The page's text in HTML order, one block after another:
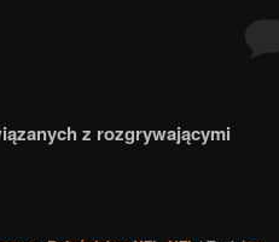
z rozgrywającymi